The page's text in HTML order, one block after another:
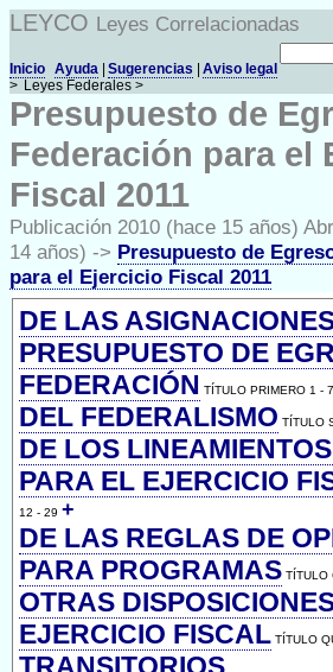
LEYCO Leyes Correlacionadas
Aviso legal
Sugerencias
Ayuda
Inicio
> Leyes Federales >
Presupuesto de
Federación para el
Fiscal 2011
Publicación 2010 (hace 15 años)
14 años) -> Presupuesto de
para el Ejercicio Fiscal 2011
DE LAS
PRESUPUESTO DE
FEDERACIÓN TÍTULO PRIMERO 1 - 7
DEL FEDERALISMO TÍTULO
DE LOS
PARA EL EJERCICIO
12 - 29 +
DE LAS REGLAS DE
PARA PROGRAMAS TÍTULO
OTRAS
EJERCICIO FISCAL TÍTULO